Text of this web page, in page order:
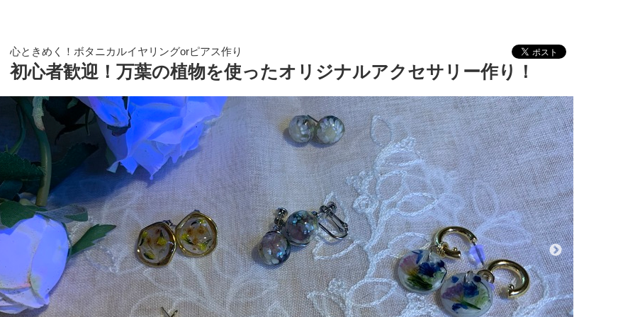
心ときめく！ボタニカルイヤリングorピアス作り
初心者歓迎！万葉の植物を使ったオリジナルアクセサリー作り！